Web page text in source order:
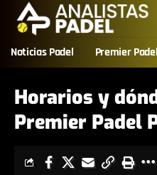
Noticias Padel Premier Padel
Horarios y
Premier Padel